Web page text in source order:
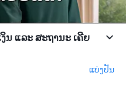
ນ ແລະ ສະຖານະ ເຄີຍ
ແບ່ງປັນ